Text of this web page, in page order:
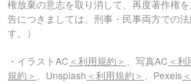
権放棄の意志を取り消して、再度著作権
告につきましては、刑事・民事両方での
す。）
・イラストAC ＜利用規約＞ 、写真AC ＜利
規約＞ 、Unsplash ＜利用規約＞ 、Pexels